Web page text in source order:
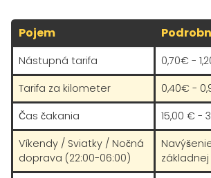
Pojem
Nástupná tarifa
0,70€ -
Tarifa za kilometer
0,40€ -
Čas čakania
15,00 € -
Víkendy / Sviatky / Nočná
doprava (22:00-06:00)